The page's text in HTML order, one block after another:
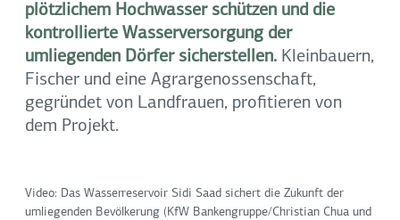
plötzlichem Hochwasser schützen und die
kontrollierte Wasserversorgung der
umliegenden Dörfer sicherstellen. Kleinbauern,
Fischer und eine Agrargenossenschaft,
gegründet von Landfrauen, profitieren von
dem Projekt.
Video: Das Wasserreservoir Sidi Saad sichert die Zukunft der
umliegenden Bevölkerung (KfW Bankengruppe/Christian Chua und